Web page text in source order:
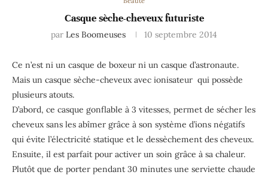
Casque sèche-cheveux futuriste
par Les Boomeuses 10 septembre 2014
Ce n’est ni un casque de boxeur ni un casque d’astronaute.
Mais un casque sèche-cheveux avec ionisateur qui possède
plusieurs atouts.
D’abord, ce casque gonflable à 3 vitesses, permet de sécher les
cheveux sans les abîmer grâce à son système d’ions négatifs
qui évite l’électricité statique et le dessèchement des cheveux.
Ensuite, il est parfait pour activer un soin grâce à sa chaleur.
Plutôt que de porter pendant 30 minutes une serviette chaude